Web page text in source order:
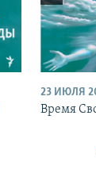
23 ИЮЛЯ
Время